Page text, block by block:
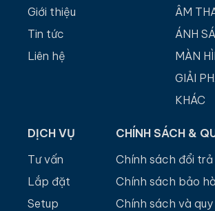
Giới thiệu
Tin tức
Liên hệ
ÂM
ÁNH
MÀN
GIẢI
KHÁC
DỊCH VỤ
Tư vấn
Lắp đặt
Setup
CHÍNH SÁCH &
Chính sách đổi trả
Chính sách bảo
Chính sách và